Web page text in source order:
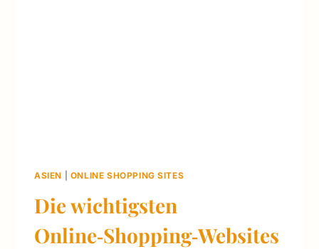
ASIEN ONLINE SHOPPING SITES
Die wichtigsten
Online‑Shopping‑Websites